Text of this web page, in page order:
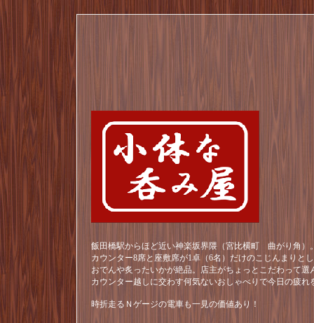
飯田橋駅からほど近い神楽坂界隈（宮比横町 曲がり角）
カウンター8席と座敷席が1卓（6名）だけのこじんまりと
おでんや炙ったいかが絶品。店主がちょっとこだわって
カウンター越しに交わす何気ないおしゃべりで今日の疲れ
時折走るＮゲージの電車も一見の価値あり！